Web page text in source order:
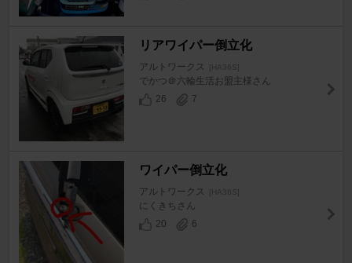
リアワイパー倒立化
アルトワークス [HA36S]
でかつ＠六輪生活お盟主様さん
26
7
ワイパー倒立化
アルトワークス [HA36S]
にくきちさん
20
6